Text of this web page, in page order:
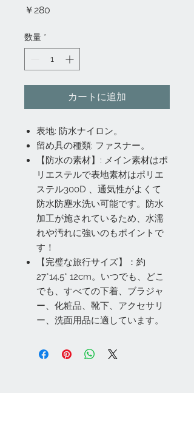
￥280
数量 *
カートに追加
表地: 防水ナイロン。
留め具の種類: ファスナー。
【防水の素材】: メイン素材はポ
リエステルで表地素材はポリエ
ステル300D 、通気性がよくて
防水防塵水洗い可能です。防水
加工が施されているため、水濡
れや汚れに強いのもポイントで
す！
【完璧な旅行サイズ】：約
27*14.5* 12cm。いつでも、どこ
でも、すべての下着、ブラジャ
ー、化粧品、靴下、アクセサリ
ー、洗面用品に適しています。